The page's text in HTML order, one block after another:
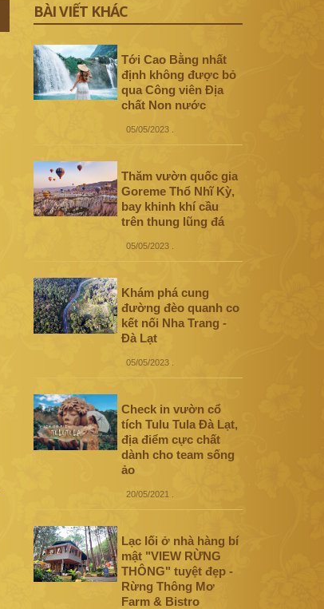
BÀI VIẾT KHÁC
Tới Cao Bằng nhất
định không được bỏ
qua Công viên Địa
chất Non nước
05/05/2023.
Thăm vườn quốc gia
Goreme Thổ Nhĩ Kỳ,
bay khinh khí cầu
trên thung lũng đá
05/05/2023.
Khám phá cung
đường đèo quanh co
kết nối Nha Trang -
Đà Lạt
05/05/2023.
Check in vườn cổ
tích Tulu Tula Đà Lạt,
địa điểm cực chất
dành cho team sống
ảo
20/05/2021
Lạc lối ở nhà hàng bí
mật "VIEW RỪNG
THÔNG" tuyệt đẹp -
Rừng Thông Mơ
Farm & Bistro